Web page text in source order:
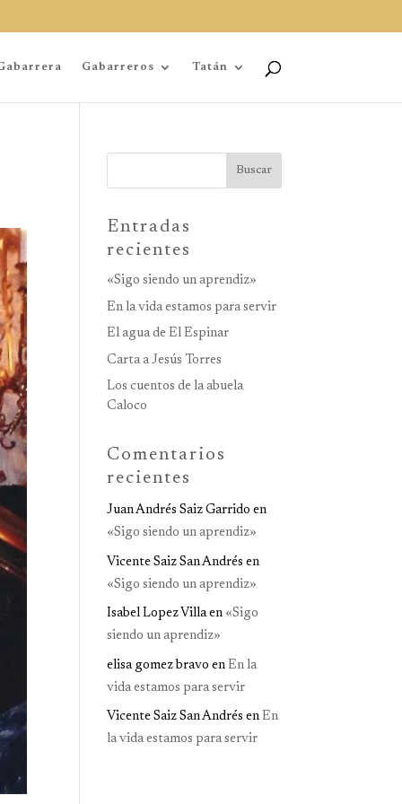
Gabarreros Tatán
Buscar
Entradas
recientes
«Sigo siendo un aprendiz»
En la vida estamos para servir
El agua de El Espinar
Carta a Jesús Torres
Los cuentos de la abuela
Caloco
Comentarios
recientes
Juan Andrés Saiz Garrido en
«Sigo siendo un aprendiz»
Vicente Saiz San Andrés en
«Sigo siendo un aprendiz»
Isabel Lopez Villaen «Sigo
siendo un aprendiz»
elisa gomez bravo enEn la
vida estamos para servir
Vicente Saiz San Andrés enEn
la vida estamos para servir